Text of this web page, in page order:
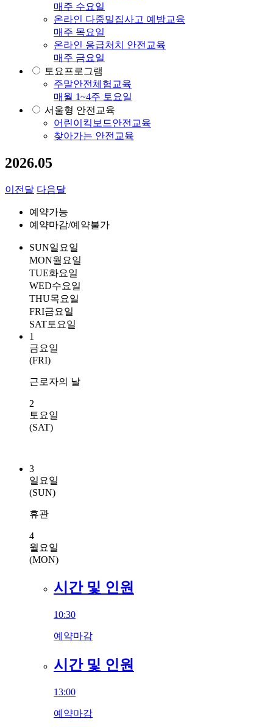
매주 수요일
온라인 다중밀집사고 예방교육
매주 목요일
온라인 응급처치 안전교육
매주 금요일
토요프로그램
주말안전체험교육
매월 1~4주 토요일
서울형 안전교육
어린이킥보드안전교육
찾아가는 안전교육
2026.05
이전달 다음달
예약가능
예약마감/예약불가
SUN일요일
MON월요일
TUE화요일
WED수요일
THU목요일
FRI금요일
SAT토요일
1
금요일
(FRI)
근로자의 날
2
토요일
(SAT)
3
일요일
(SUN)
휴관
4
월요일
(MON)
시간 및 인원
10:30
예약마감
시간 및 인원
13:00
예약마감